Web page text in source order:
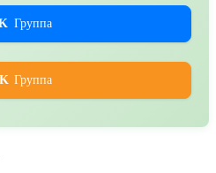
Группа
Группа